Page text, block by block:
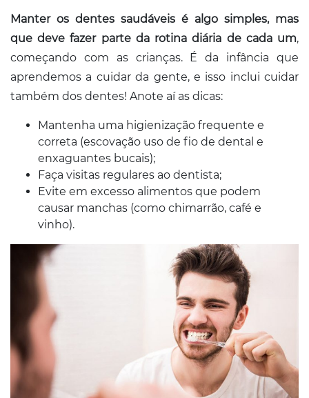
Manter os dentes saudáveis é algo simples, mas
que deve fazer parte da rotina diária de cada um,
começando com as crianças. É da infância que
aprendemos a cuidar da gente, e isso inclui cuidar
também dos dentes! Anote aí as dicas:
Mantenha uma higienização frequente e
correta (escovação uso de fio de dental e
enxaguantes bucais);
Faça visitas regulares ao dentista;
Evite em excesso alimentos que podem
causar manchas (como chimarrão, café e
vinho).